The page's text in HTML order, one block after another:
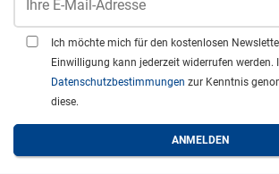
Ich möchte mich für den kostenlosen
Einwilligung kann jederzeit widerrufen werden.
Datenschutzbestimmungen zur Kenntnis
diese.